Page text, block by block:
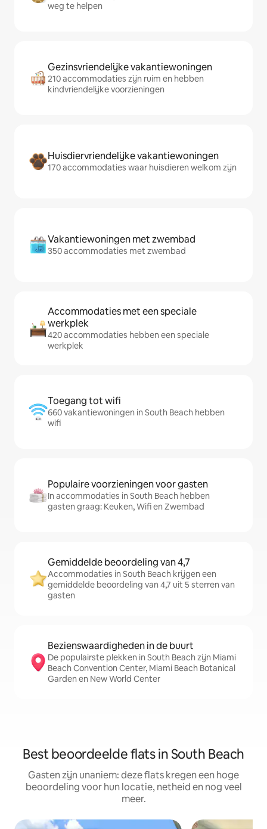
weg te helpen
Gezinsvriendelijke vakantiewoningen
210 accommodaties zijn ruim en hebben
kindvriendelijke voorzieningen
Huisdiervriendelijke vakantiewoningen
170 accommodaties waar huisdieren welkom zijn
Vakantiewoningen met zwembad
350 accommodaties met zwembad
Accommodaties met een speciale
werkplek
420 accommodaties hebben een speciale
werkplek
Toegang tot wifi
660 vakantiewoningen in South Beach hebben
wifi
Populaire voorzieningen voor gasten
In accommodaties in South Beach hebben
gasten graag: Keuken, Wifi en Zwembad
Gemiddelde beoordeling van 4,7
Accommodaties in South Beach krijgen een
gemiddelde beoordeling van 4,7 uit 5 sterren van
gasten
Bezienswaardigheden in de buurt
De populairste plekken in South Beach zijn Miami
Beach Convention Center, Miami Beach Botanical
Garden en New World Center
Best beoordeelde flats in South Beach
Gasten zijn unaniem: deze flats kregen een hoge
beoordeling voor hun locatie, netheid en nog veel
meer.